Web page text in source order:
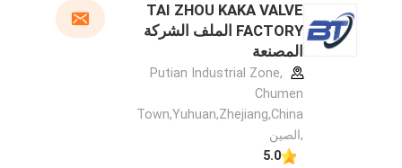
TAI ZHOU KAKA VALVE
FACTORY الملف الشركة
المصنعة
Putian Industrial Zone,
Chumen
Town,Yuhuan,Zhejiang,China
,الصين
5.0